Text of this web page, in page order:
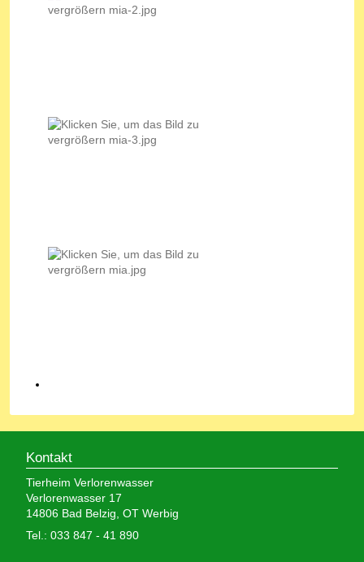
Kontakt
Tierheim Verlorenwasser
Verlorenwasser 17
14806 Bad Belzig, OT Werbig
Tel.: 033 847 - 41 890